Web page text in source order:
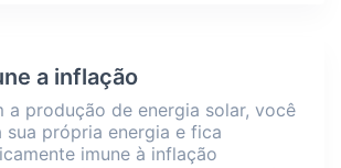
a inflação
a produção de energia solar, você
sua própria energia e fica
imune à inflação